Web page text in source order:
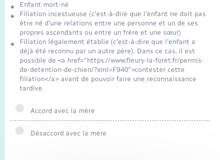
Enfant mort-né
Filiation incestueuse (c'est-à-dire que l'enfant ne doit pas
être né d'une relations entre une personne et un de ses
propres ascendants ou entre un frère et une sœur)
Filiation légalement établie (c'est-à-dire que l'enfant a
déjà été reconnu par un autre père). Dans ce cas, il est
possible de <a href="https://www.fleury-la-foret.fr/permis-
de-detention-de-chien/?xml=F940">contester cette
filiation</a> avant de pouvoir faire une reconnaissance
tardive.
Accord avec la mère
Désaccord avec la mère